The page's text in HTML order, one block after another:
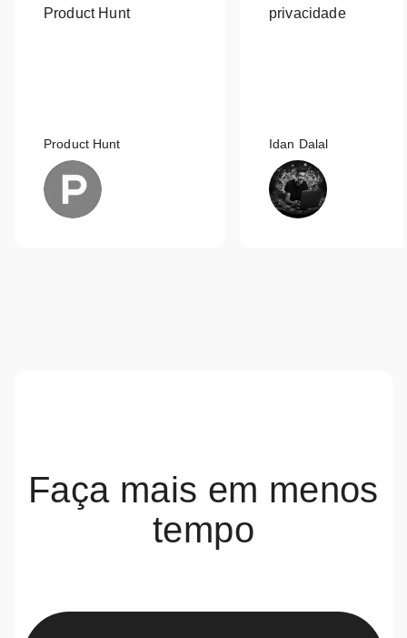
Product Hunt
Product Hunt
privacidade
Idan Dalal
Faça mais em menos
tempo